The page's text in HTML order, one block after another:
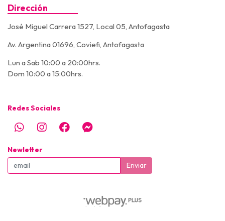
Dirección
José Miguel Carrera 1527, Local 05, Antofagasta
Av. Argentina 01696, Coviefi, Antofagasta
Lun a Sab 10:00 a 20:00hrs.
Dom 10:00 a 15:00hrs.
Redes Sociales
Newletter
Enviar